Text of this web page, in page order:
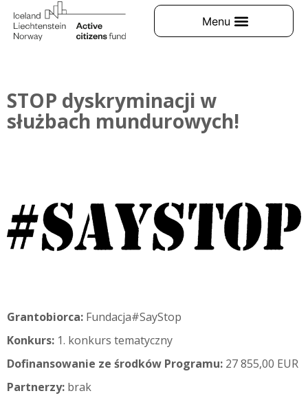
STOP dyskryminacji w
służbach mundurowych!
Grantobiorca: Fundacja#SayStop
Konkurs: 1. konkurs tematyczny
Dofinansowanie ze środków Programu: 27 855,00 EUR
Partnerzy: brak